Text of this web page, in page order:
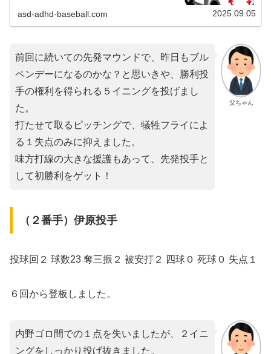
asd-adhd-baseball.com 2025.09.05
父ちゃん
前回に続いての先発マウンドで、昨日もブル
ペンデーになるのかな？と思いきや、勝利投
手の権利を得られる５イニングを投げまし
た。
打たせて取るピッチングで、犠牲フライによ
る１失点のみに抑えました。
味方打線の大きな援護もあって、先発投手と
して初勝利をゲット！
（２番手）伊原投手
投球回２ 球数23 奪三振２ 被安打２ 四球０ 死球０ 失点１
６回から登板しました。
内野ゴロ間での１点を失いましたが、２イニ
ングをしっかり投げ抜きました。